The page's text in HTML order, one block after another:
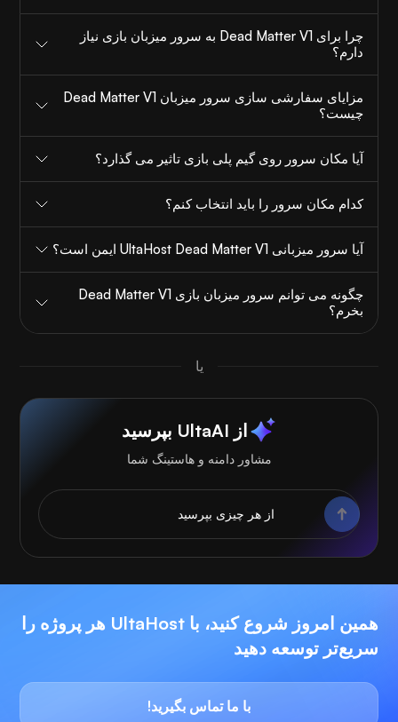
چرا برای Dead Matter V1 به سرور میزبان بازی نیاز
دارم؟
مزایای سفارشی سازی سرور میزبان Dead Matter V1
چیست؟
آیا مکان سرور روی گیم پلی بازی تاثیر می گذارد؟
کدام مکان سرور را باید انتخاب کنم؟
آیا سرور میزبانی UltaHost Dead Matter V1 ایمن است؟
چگونه می توانم سرور میزبان بازی Dead Matter V1
بخرم؟
یا
از UltaAI بپرسید
مشاور دامنه و هاستینگ شما
همین امروز شروع کنید، با UltaHost هر پروژه را
سریع‌تر توسعه دهید
با ما تماس بگیرید!